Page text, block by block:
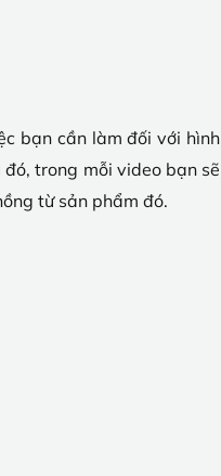
bạn cần làm đối với hình
trong mỗi video bạn sẽ
từ sản phẩm đó.